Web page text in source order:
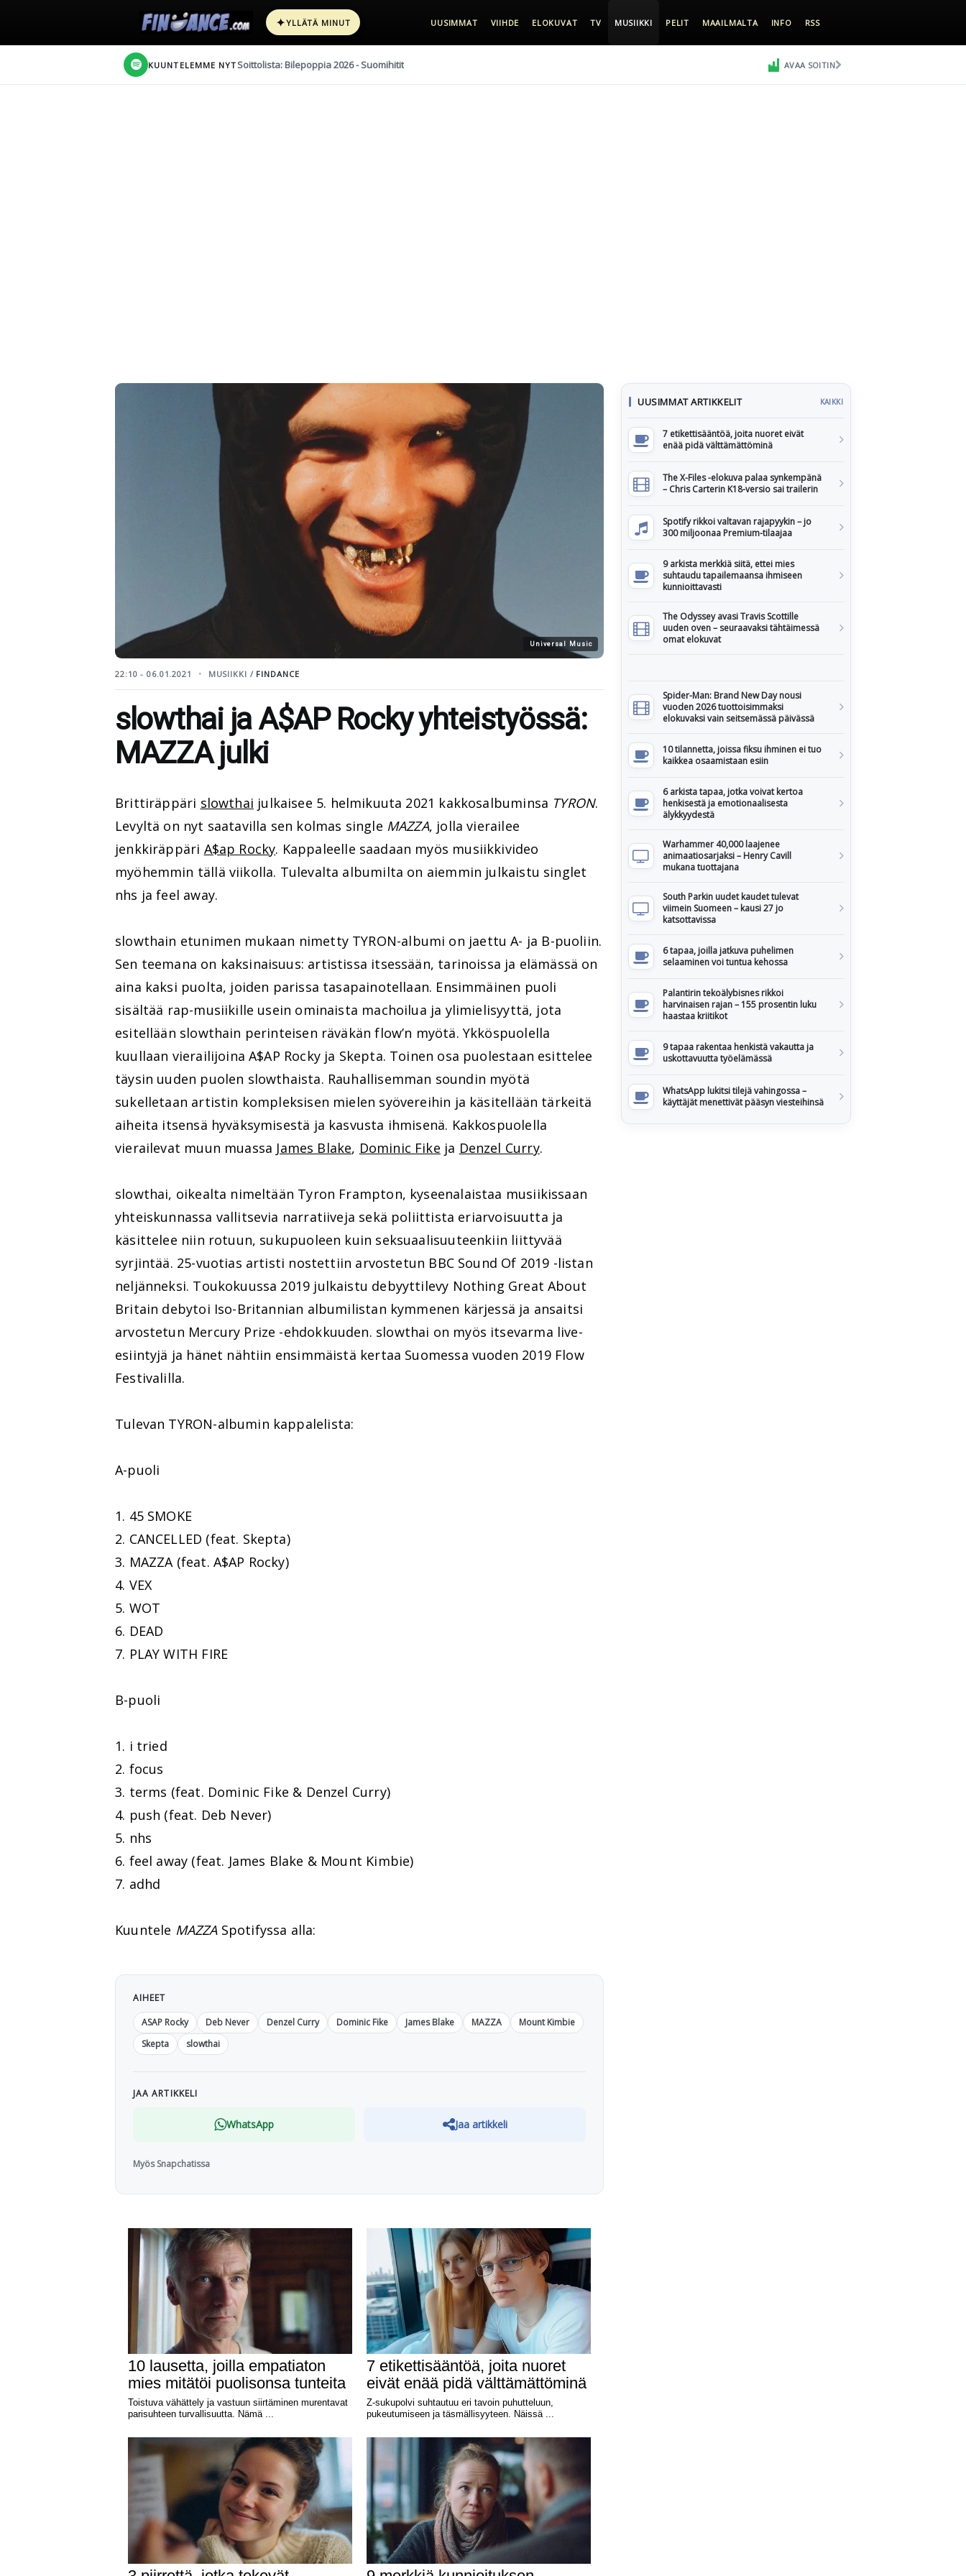
✦YLLÄTÄ MINUT UUSIMMAT VIIHDE ELOKUVAT TV MUSIIKKI PELIT MAAILMALTA INFO RSS
KUUNTELEMME NYT Soittolista: Bilepoppia 2026 - Suomihitit AVAA SOITIN
Universal Music
22:10 - 06.01.2021 MUSIIKKI / FINDANCE
slowthai ja A$AP Rocky yhteistyössä:
MAZZA julki
Brittiräppäri slowthai julkaisee 5. helmikuuta 2021 kakkosalbuminsa TYRON.
Levyltä on nyt saatavilla sen kolmas single MAZZA, jolla vierailee
jenkkiräppäri A$ap Rocky. Kappaleelle saadaan myös musiikkivideo
myöhemmin tällä viikolla. Tulevalta albumilta on aiemmin julkaistu singlet
nhs ja feel away.
slowthain etunimen mukaan nimetty TYRON-albumi on jaettu A- ja B-puoliin.
Sen teemana on kaksinaisuus: artistissa itsessään, tarinoissa ja elämässä on
aina kaksi puolta, joiden parissa tasapainotellaan. Ensimmäinen puoli
sisältää rap-musiikille usein ominaista machoilua ja ylimielisyyttä, jota
esitellään slowthain perinteisen räväkän flow’n myötä. Ykköspuolella
kuullaan vierailijoina A$AP Rocky ja Skepta. Toinen osa puolestaan esittelee
täysin uuden puolen slowthaista. Rauhallisemman soundin myötä
sukelletaan artistin kompleksisen mielen syövereihin ja käsitellään tärkeitä
aiheita itsensä hyväksymisestä ja kasvusta ihmisenä. Kakkospuolella
vierailevat muun muassa James Blake, Dominic Fike ja Denzel Curry.
slowthai, oikealta nimeltään Tyron Frampton, kyseenalaistaa musiikissaan
yhteiskunnassa vallitsevia narratiiveja sekä poliittista eriarvoisuutta ja
käsittelee niin rotuun, sukupuoleen kuin seksuaalisuuteenkiin liittyvää
syrjintää. 25-vuotias artisti nostettiin arvostetun BBC Sound Of 2019 -listan
neljänneksi. Toukokuussa 2019 julkaistu debyyttilevy Nothing Great About
Britain debytoi Iso-Britannian albumilistan kymmenen kärjessä ja ansaitsi
arvostetun Mercury Prize -ehdokkuuden. slowthai on myös itsevarma live-
esiintyjä ja hänet nähtiin ensimmäistä kertaa Suomessa vuoden 2019 Flow
Festivalilla.
Tulevan TYRON-albumin kappalelista:
A-puoli
1. 45 SMOKE
2. CANCELLED (feat. Skepta)
3. MAZZA (feat. A$AP Rocky)
4. VEX
5. WOT
6. DEAD
7. PLAY WITH FIRE
B-puoli
1. i tried
2. focus
3. terms (feat. Dominic Fike & Denzel Curry)
4. push (feat. Deb Never)
5. nhs
6. feel away (feat. James Blake & Mount Kimbie)
7. adhd
Kuuntele MAZZASpotifyssa alla:
AIHEET
ASAP Rocky
Deb Never Denzel Curry Dominic Fike James Blake MAZZA
Mount Kimbie
Skepta
slowthai
JAA ARTIKKELI
WhatsApp Jaa artikkeli
Myös Snapchatissa
UUSIMMAT ARTIKKELIT KAIKKI
7 etikettisääntöä, joita nuoret eivät
enää pidä välttämättöminä
The X-Files -elokuva palaa synkempänä
– Chris Carterin K18-versio sai trailerin
Spotify rikkoi valtavan rajapyykin – jo
300 miljoonaa Premium-tilaajaa
9 arkista merkkiä siitä, ettei mies
suhtaudu tapailemaansa ihmiseen
kunnioittavasti
The Odyssey avasi Travis Scottille
uuden oven – seuraavaksi tähtäimessä
omat elokuvat
Spider-Man: Brand New Day nousi
vuoden 2026 tuottoisimmaksi
elokuvaksi vain seitsemässä päivässä
10 tilannetta, joissa fiksu ihminen ei tuo
kaikkea osaamistaan esiin
6 arkista tapaa, jotka voivat kertoa
henkisestä ja emotionaalisesta
älykkyydestä
Warhammer 40,000 laajenee
animaatiosarjaksi – Henry Cavill
mukana tuottajana
South Parkin uudet kaudet tulevat
viimein Suomeen – kausi 27 jo
katsottavissa
6 tapaa, joilla jatkuva puhelimen
selaaminen voi tuntua kehossa
Palantirin tekoälybisnes rikkoi
harvinaisen rajan – 155 prosentin luku
haastaa kriitikot
9 tapaa rakentaa henkistä vakautta ja
uskottavuutta työelämässä
WhatsApp lukitsi tilejä vahingossa –
käyttäjät menettivät pääsyn viesteihinsä